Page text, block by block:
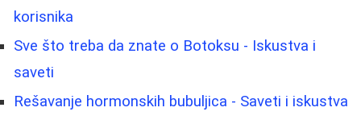
korisnika
Sve što treba da znate o Botoksu - Iskustva i
saveti
Rešavanje hormonskih bubuljica - Saveti i iskustva